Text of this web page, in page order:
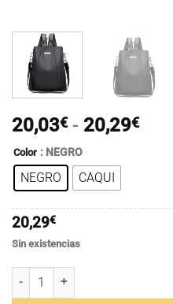
20,03€ - 20,29€
Color : NEGRO
NEGRO CAQUI
20,29€
Sin existencias
Mochila de viaje de tela